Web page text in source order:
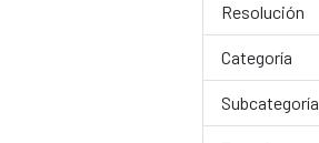
Resolución
Categoría
Subcategoría